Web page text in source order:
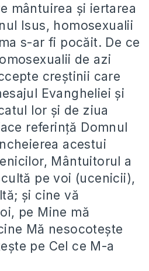
mântuirea şi iertarea
Isus, homosexualii
s-ar fi pocăit. De ce
de azi
creştinii care
Evangheliei şi
lor şi de ziua
referinţă Domnul
acestui
Mântuitorul a
pe voi (ucenicii),
şi cine vă
pe Mine mă
Mă nesocoteşte
pe Cel ce M-a